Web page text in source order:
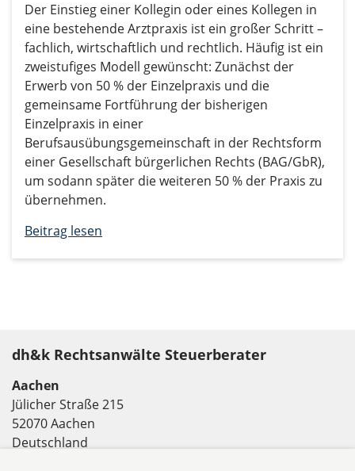
Der Einstieg einer Kollegin oder eines Kollegen in
eine bestehende Arztpraxis ist ein großer Schritt –
fachlich, wirtschaftlich und rechtlich. Häufig ist ein
zweistufiges Modell gewünscht: Zunächst der
Erwerb von 50 % der Einzelpraxis und die
gemeinsame Fortführung der bisherigen
Einzelpraxis in einer
Berufsausübungsgemeinschaft in der Rechtsform
einer Gesellschaft bürgerlichen Rechts (BAG/GbR),
um sodann später die weiteren 50 % der Praxis zu
übernehmen.
Beitrag lesen
dh&k Rechtsanwälte Steuerberater
Aachen
Jülicher Straße 215
52070 Aachen
Deutschland